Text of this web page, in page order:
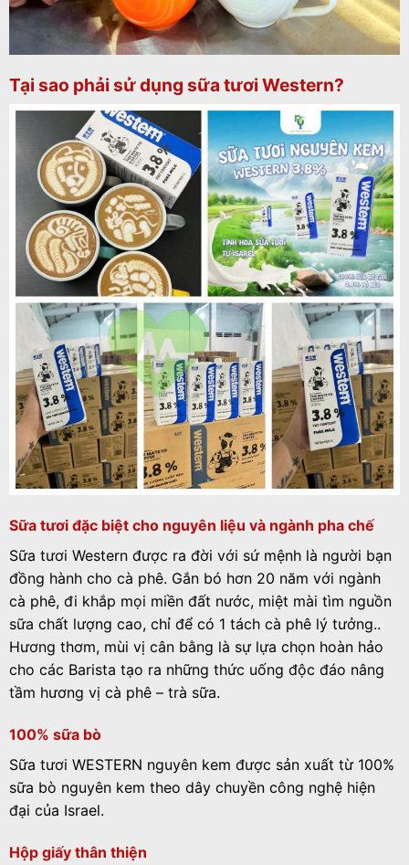
Tại sao phải sử dụng sữa tươi Western?
Sữa tươi đặc biệt cho nguyên liệu và ngành pha chế
Sữa tươi Western được ra đời với sứ mệnh là người bạn
đồng hành cho cà phê. Gắn bó hơn 20 năm với ngành
cà phê, đi khắp mọi miền đất nước, miệt mài tìm nguồn
sữa chất lượng cao, chỉ để có 1 tách cà phê lý tưởng..
Hương thơm, mùi vị cân bằng là sự lựa chọn hoàn hảo
cho các Barista tạo ra những thức uống độc đáo nâng
tầm hương vị cà phê – trà sữa.
100% sữa bò
Sữa tươi WESTERN nguyên kem được sản xuất từ 100%
sữa bò nguyên kem theo dây chuyền công nghệ hiện
đại của Israel.
Hộp giấy thân thiện